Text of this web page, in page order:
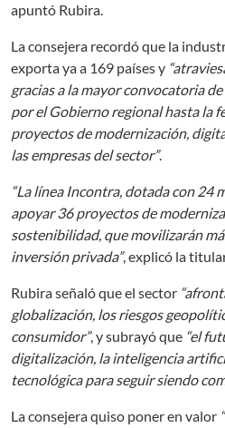
apuntó Rubira.
La consejera recordó que la
exporta ya a 169 países y
gracias a la mayor convocatoria
por el Gobierno regional hasta la
proyectos de modernización,
las empresas del sector”.
“La línea Incontra, dotada con 24
apoyar 36 proyectos de
sostenibilidad, que movilizarán
inversión privada”, explicó la
Rubira señaló que el sector
globalización, los riesgos
consumidor”, y subrayó que “el
digitalización, la inteligencia
tecnológica para seguir siendo
La consejera quiso poner en valor